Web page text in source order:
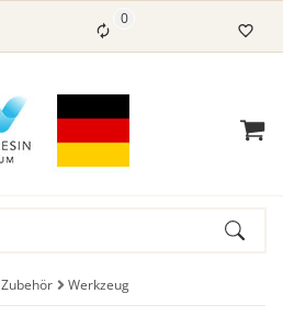
0
Zubehör Werkzeug